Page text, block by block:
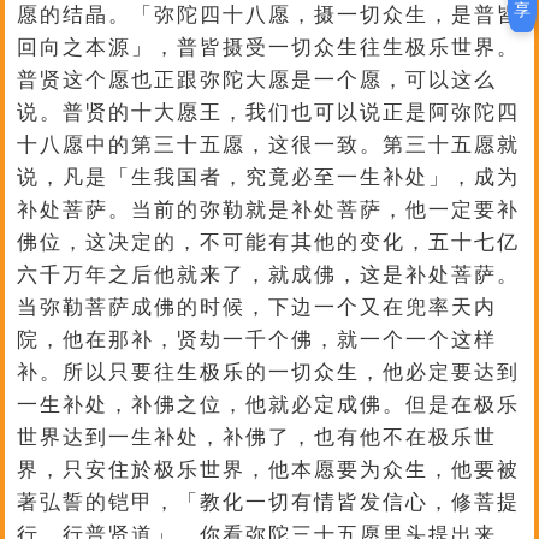
愿的结晶。「弥陀四十八愿，摄一切众生，是普皆
回向之本源」，普皆摄受一切众生往生极乐世界。
普贤这个愿也正跟弥陀大愿是一个愿，可以这么
说。普贤的十大愿王，我们也可以说正是阿弥陀四
十八愿中的第三十五愿，这很一致。第三十五愿就
说，凡是「生我国者，究竟必至一生补处」，成为
补处菩萨。当前的弥勒就是补处菩萨，他一定要补
佛位，这决定的，不可能有其他的变化，五十七亿
六千万年之后他就来了，就成佛，这是补处菩萨。
当弥勒菩萨成佛的时候，下边一个又在兜率天内
院，他在那补，贤劫一千个佛，就一个一个这样
补。所以只要往生极乐的一切众生，他必定要达到
一生补处，补佛之位，他就必定成佛。但是在极乐
世界达到一生补处，补佛了，也有他不在极乐世
界，只安住於极乐世界，他本愿要为众生，他要被
著弘誓的铠甲，「教化一切有情皆发信心，修菩提
享